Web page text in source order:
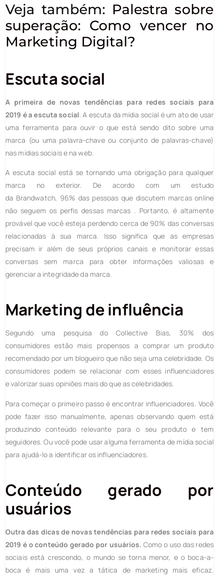
Veja também: Palestra sobre
superação: Como vencer no
Marketing Digital?
Escuta social
A primeira de novas tendências para redes sociais para
2019 é a escuta social. A escuta da mídia social é um ato de usar
uma ferramenta para ouvir o que está sendo dito sobre uma
marca (ou uma palavra-chave ou conjunto de palavras-chave)
nas mídias sociais e na web.
A escuta social está se tornando uma obrigação para qualquer
marca no exterior. De acordo com um estudo
da Brandwatch, 96% das pessoas que discutem marcas online
não seguem os perfis dessas marcas . Portanto, é altamente
provável que você esteja perdendo cerca de 90% das conversas
relacionadas à sua marca. Isso significa que as empresas
precisam ir além de seus próprios canais e monitorar essas
conversas sem marca para obter informações valiosas e
gerenciar a integridade da marca.
Marketing de influência
Segundo uma pesquisa do Collective Bias, 30% dos
consumidores estão mais propensos a comprar um produto
recomendado por um blogueiro que não seja uma celebridade. Os
consumidores podem se relacionar com esses influenciadores
e valorizar suas opiniões mais do que as celebridades.
Para começar o primeiro passo é encontrar influenciadores. Você
pode fazer isso manualmente, apenas observando quem está
produzindo conteúdo relevante para o seu produto e tem
seguidores. Ou você pode usar alguma ferramenta de mídia social
para ajudá-lo a identificar os influenciadores.
Conteúdo gerado por
usuários
Outra das dicas de novas tendências para redes sociais para
2019 é o conteúdo gerado por usuários. Como o uso das redes
sociais está crescendo, o mundo se torna menor, e o boca-a-
boca é mais uma vez a tática de marketing mais eficaz.